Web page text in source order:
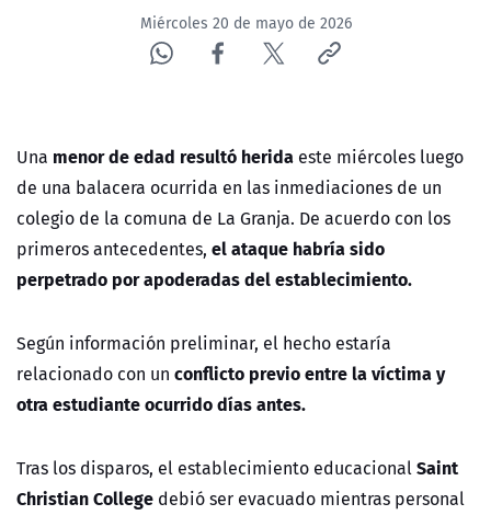
CANAL DE DENUNCIAS
ÁREA DE PROYECTOS
Miércoles 20 de mayo de 2026
Una menor de edad resultó herida este miércoles luego
de una balacera ocurrida en las inmediaciones de un
colegio de la comuna de La Granja. De acuerdo con los
primeros antecedentes, el ataque habría sido
perpetrado por apoderadas del establecimiento.
Según información preliminar, el hecho estaría
relacionado con un conflicto previo entre la víctima y
otra estudiante ocurrido días antes.
Tras los disparos, el establecimiento educacionalSaint
Christian College debió ser evacuado mientras personal